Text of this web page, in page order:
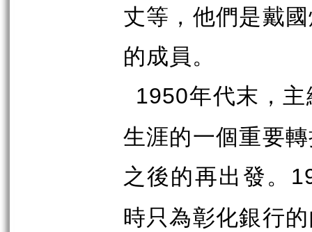
丈等，他們是戴
的成員。
1950年代末，
生涯的一個重要
之後的再出發。
時只為彰化銀行